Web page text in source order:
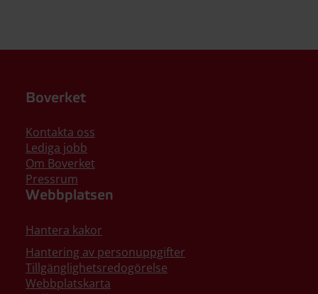
Boverket
Kontakta oss
Lediga jobb
Om Boverket
Pressrum
Webbplatsen
Hantera kakor
Hantering av personuppgifter
Tillgänglighetsredogörelse
Webbplatskarta